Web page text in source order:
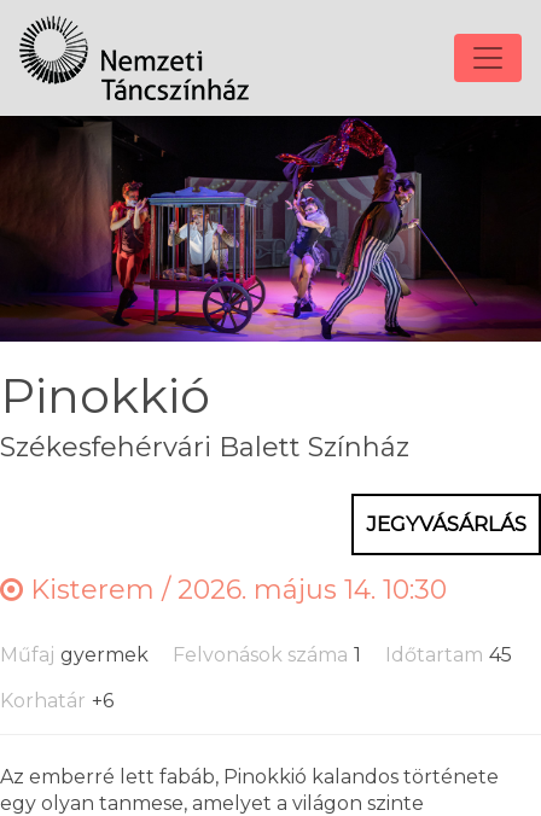
Pinokkió
Székesfehérvári Balett Színház
JEGYVÁSÁRLÁS
Kisterem /2026. május 14. 10:30
Műfaj gyermek Felvonások száma 1 Időtartam 45
Korhatár +6
Az emberré lett fabáb, Pinokkió kalandos története
egy olyan tanmese, amelyet a világon szinte